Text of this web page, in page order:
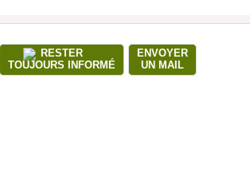
RESTER
TOUJOURS INFORMÉ
ENVOYER
UN MAIL